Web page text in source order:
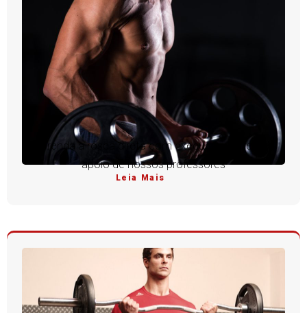
Aprenda a rosca direta com execução perfeita e
apoio de nossos professores
Leia Mais